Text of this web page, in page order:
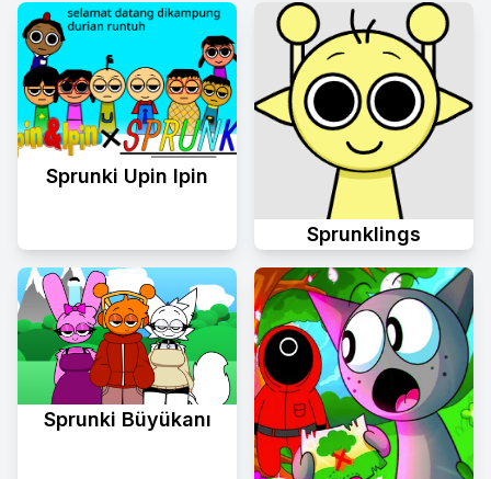
Sprunki Upin Ipin
Sprunklings
Sprunki Büyükanı